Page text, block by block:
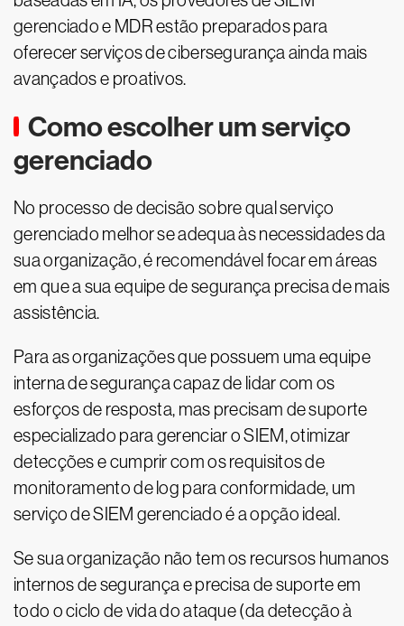
gerenciado e MDR estão preparados para
oferecer serviços de cibersegurança ainda mais
avançados e proativos.
Como escolher um serviço
gerenciado
No processo de decisão sobre qual serviço
gerenciado melhor se adequa às necessidades da
sua organização, é recomendável focar em áreas
em que a sua equipe de segurança precisa de mais
assistência.
Para as organizações que possuem uma equipe
interna de segurança capaz de lidar com os
esforços de resposta, mas precisam de suporte
especializado para gerenciar o SIEM, otimizar
detecções e cumprir com os requisitos de
monitoramento de log para conformidade, um
serviço de SIEM gerenciado é a opção ideal.
Se sua organização não tem os recursos humanos
internos de segurança e precisa de suporte em
todo o ciclo de vida do ataque (da detecção à